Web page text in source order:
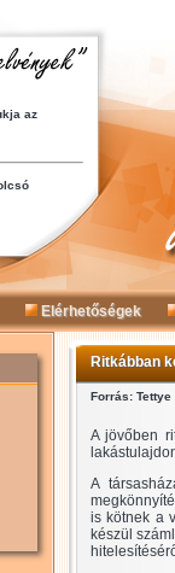
Elérhetőségek
Ritkábban
Forrás: Tettye
A jövőben
A
is kötnek a
készül